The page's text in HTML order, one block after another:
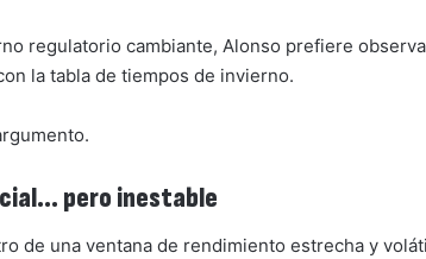
regulatorio cambiante, Alonso prefiere
la tabla de tiempos de invierno.
pero inestable
de una ventana de rendimiento estrecha y